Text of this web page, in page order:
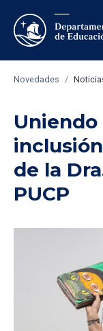
Novedades /
de la
PUCP